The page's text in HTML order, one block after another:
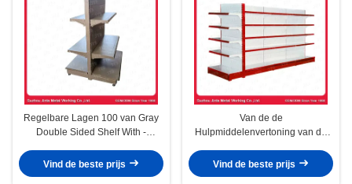
Regelbare Lagen 100 van Gray
Double Sided Shelf With -
Vind de beste prijs
Van de de
Hulpmiddelenvertoning van de
Tweezijdige Eenheden van de
het Rekmuur
Vind de beste prijs